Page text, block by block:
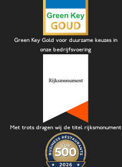
Green Key Gold voor duurzame keuzes in
onze bedrijfsvoering
Met trots dragen wij de titel rijksmonument